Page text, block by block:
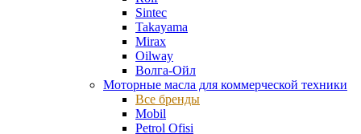
Sintec
Takayama
Mirax
Oilway
Волга-Ойл
Моторные масла для коммерческой техники
Все бренды
Mobil
Petrol Ofisi